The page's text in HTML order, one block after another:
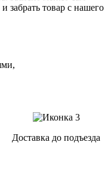
забрать товар с нашего
Доставка до подъезда